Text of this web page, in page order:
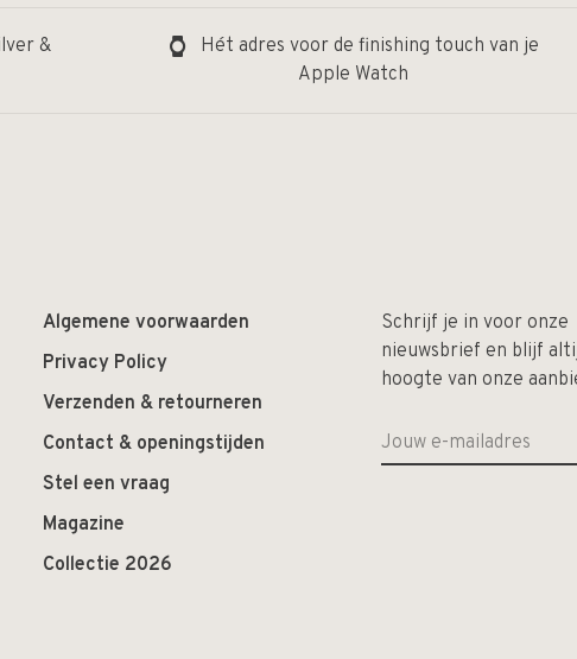
&
Hét adres voor de finishing touch van je
Apple Watch
Algemene voorwaarden
Privacy Policy
Verzenden & retourneren
Contact & openingstijden
Stel een vraag
Magazine
Collectie 2026
Schrijf je in voor onze
nieuwsbrief en blijf
hoogte van onze